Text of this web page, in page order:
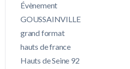
Évènement
GOUSSAINVILLE
grand format
hauts de france
Hauts de Seine 92